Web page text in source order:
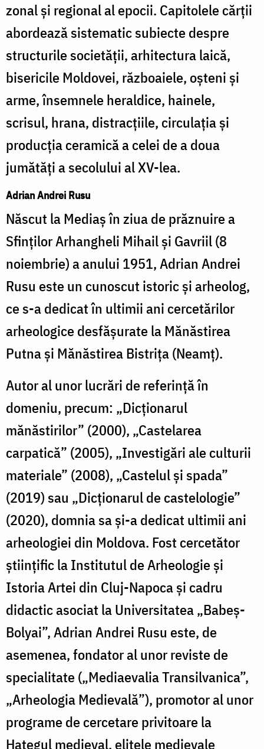
zonal și regional al epocii. Capitolele cărții
abordează sistematic subiecte despre
structurile societății, arhitectura laică,
bisericile Moldovei, războaiele, oșteni și
arme, însemnele heraldice, hainele,
scrisul, hrana, distracțiile, circulația și
producția ceramică a celei de a doua
jumătăți a secolului al XV-lea.
Adrian Andrei Rusu
Născut la Mediaș în ziua de prăznuire a
Sfinților Arhangheli Mihail și Gavriil (8
noiembrie) a anului 1951, Adrian Andrei
Rusu este un cunoscut istoric și arheolog,
ce s-a dedicat în ultimii ani cercetărilor
arheologice desfășurate la Mănăstirea
Putna și Mănăstirea Bistrița (Neamț).
Autor al unor lucrări de referință în
domeniu, precum: „Dicționarul
mănăstirilor” (2000), „Castelarea
carpatică” (2005), „Investigări ale culturii
materiale” (2008), „Castelul și spada”
(2019) sau „Dicționarul de castelologie”
(2020), domnia sa și-a dedicat ultimii ani
arheologiei din Moldova. Fost cercetător
ştiinţific la Institutul de Arheologie şi
Istoria Artei din Cluj-Napoca şi cadru
didactic asociat la Universitatea „Babeş-
Bolyai”, Adrian Andrei Rusu este, de
asemenea, fondator al unor reviste de
specialitate („Mediaevalia Transilvanica”,
„Arheologia Medievală”), promotor al unor
programe de cercetare privitoare la
Haţegul medieval, elitele medievale